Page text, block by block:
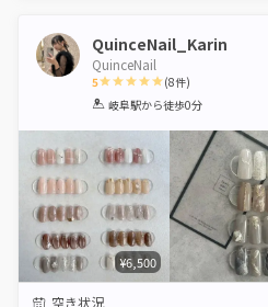
QuinceNail_Karin
QuinceNail
5
1 2 3 4 5
(8件)
岐阜駅から徒歩0分
¥6,500
空き状況